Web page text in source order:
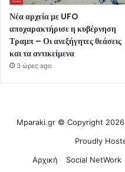
Νέα αρχεία με UFO
αποχαρακτήρισε η κυβέρνηση
Τραμπ – Οι ανεξήγητες θεάσεις
και τα αντικείμενα
3 ώρες ago
Mparaki.gr © Copyright
Proudly
Αρχική
Social NetWork